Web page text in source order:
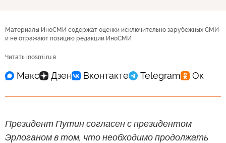
Материалы ИноСМИ содержат оценки исключительно зарубежных СМИ
и не отражают позицию редакции ИноСМИ
Читать inosmi.ru в
Президент Путин согласен с президентом
Эрлоганом в том, что необходимо продолжать